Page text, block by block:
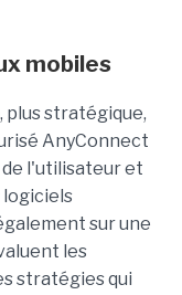
mobiles
plus stratégique,
AnyConnect
l'utilisateur et
sur une
les
stratégies qui